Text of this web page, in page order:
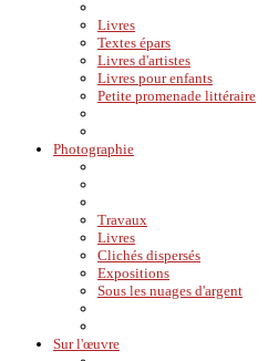
Livres
Textes épars
Livres d'artistes
Livres pour enfants
Petite promenade littéraire
Photographie
Travaux
Livres
Clichés dispersés
Expositions
Sous les nuages d'argent
Sur l'œuvre